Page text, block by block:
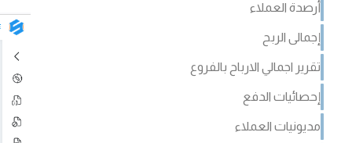
أرصدة العملاء
إجمالى الربح
تقرير اجمالي الارباح بالفروع
إحصائيات الدفع
مديونيات العملاء